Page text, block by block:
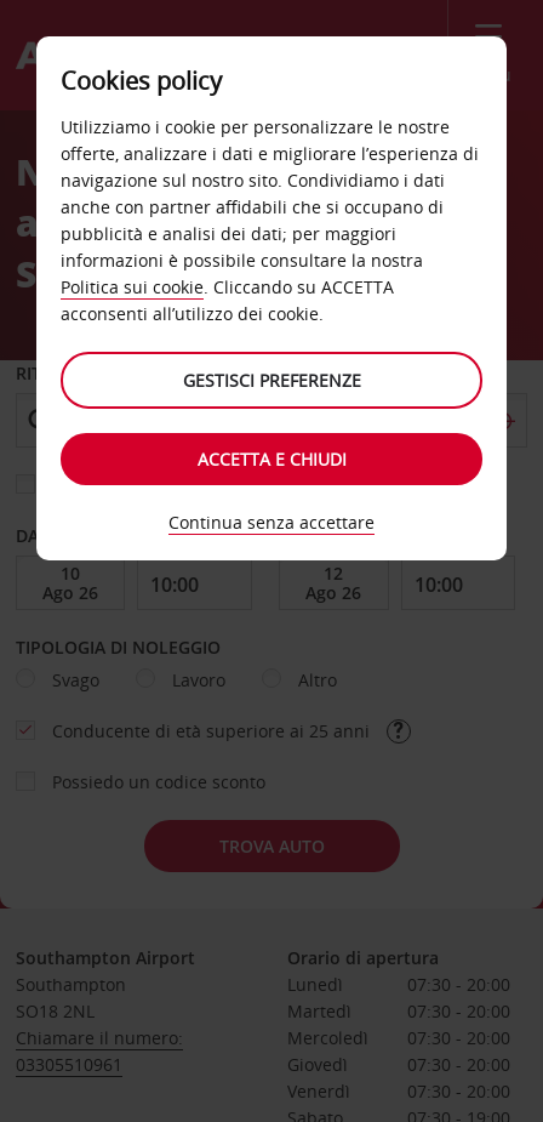
Menù
Welcome
AvisNoleggio auto
all'Aeroporto di
Southampton (SOU)
RITIRO DA
Scegli una località di riconsegna diversa
DAL GIORNO AL GIORNO
TIPOLOGIA DI NOLEGGIO
Svago
Lavoro Altro
Conducente di età superiore ai 25 anni
Possiedo un codice sconto
TROVA AUTO
Southampton Airport
Southampton
SO18 2NL
Chiamare il numero:
03305510961
Orario di apertura
Lunedì
07:30 - 20:00
Martedì
07:30 - 20:00
Mercoledì
07:30 - 20:00
Giovedì
07:30 - 20:00
Venerdì
07:30 - 20:00
Cookies policy
Utilizziamo i cookie per personalizzare le nostre
offerte, analizzare i dati e migliorare l’esperienza di
navigazione sul nostro sito. Condividiamo i dati
anche con partner affidabili che si occupano di
pubblicità e analisi dei dati; per maggiori
informazioni è possibile consultare la nostra
Politica sui cookie. Cliccando su ACCETTA
acconsenti all’utilizzo dei cookie.
GESTISCI PREFERENZE
ACCETTA E CHIUDI
Continua senza accettare